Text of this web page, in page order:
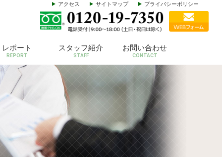
アクセス サイトマップ プライバシーポリシー
レポート
REPORT
スタッフ紹介
STAFF
お問い合わせ
CONTACT